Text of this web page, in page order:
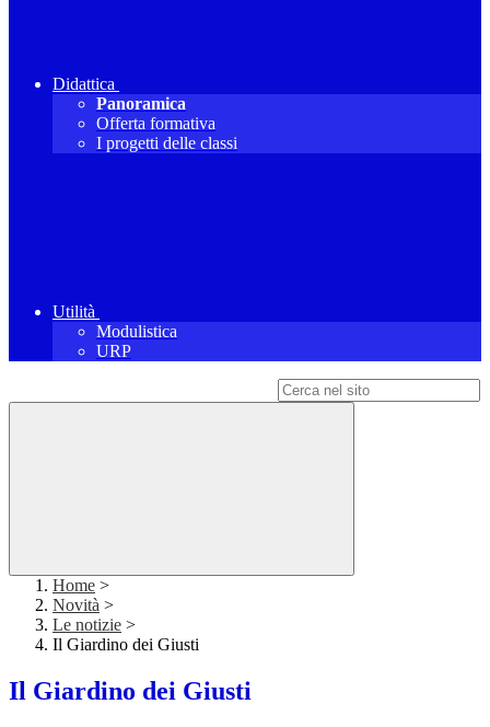
Didattica
Panoramica
Offerta formativa
I progetti delle classi
Utilità
Modulistica
URP
Home >
Novità >
Le notizie >
Il Giardino dei Giusti
Il Giardino dei Giusti